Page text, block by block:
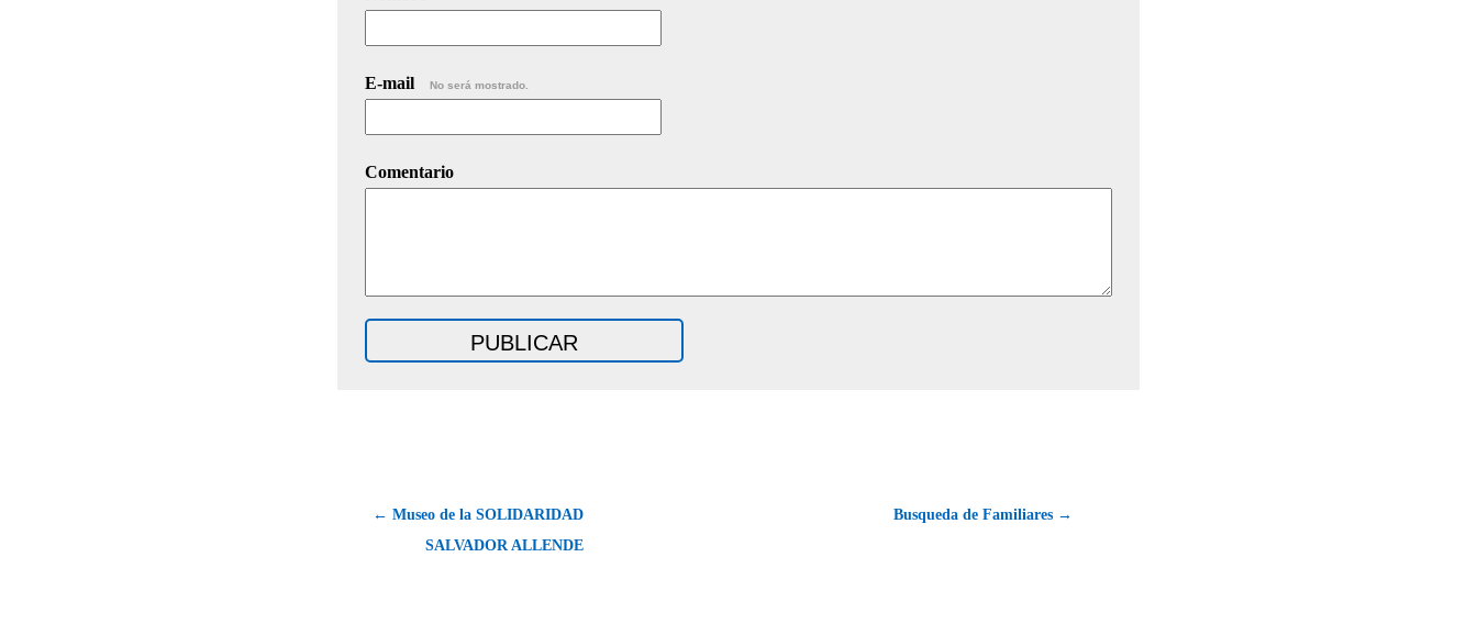
E-mail No será mostrado.
Comentario
← Museo de la SOLIDARIDAD
SALVADOR ALLENDE
Busqueda de Familiares →